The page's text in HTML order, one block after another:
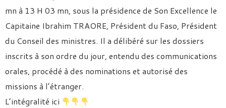
mn à 13 H 03 mn, sous la présidence de Son Excellence le
Capitaine Ibrahim TRAORE, Président du Faso, Président
du Conseil des ministres. Il a délibéré sur les dossiers
inscrits à son ordre du jour, entendu des communications
orales, procédé à des nominations et autorisé des
missions à l’étranger.
L’intégralité ici